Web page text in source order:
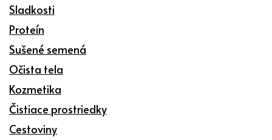
Sladkosti
Proteín
Sušené semená
Očista tela
Kozmetika
Čistiace prostriedky
Cestoviny